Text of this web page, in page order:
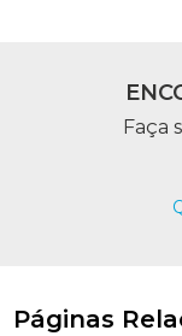
Faça
Páginas